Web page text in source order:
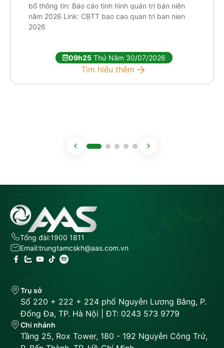
bố thông tin: Báo cáo tình hình quản trị bán niên
năm 2026 Link: CBTT bao cao quan tri ban nien
2026
09h25 Thứ Năm 30/07/2026
Tìm hiểu thêm
Tổng đài:1900 1811
Email:trungtamcskh@aas.com.vn
Trụ sở
Số 220 + 222 + 224 phố Nguyễn Lương Bằng, P.
Đống Đa, TP. Hà Nội | ĐT: 0243 573 9779
Chi nhánh
Tầng 25, Rox Tower, 180 - 192 Nguyễn Công Trứ,